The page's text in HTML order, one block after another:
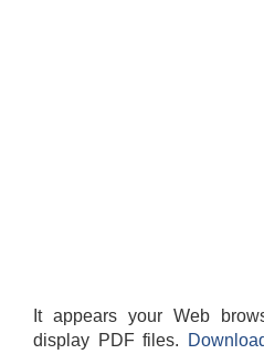
It appears your Web
display PDF files.